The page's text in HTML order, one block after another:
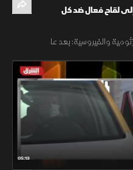
لقاح فعال ضد كل
والفيروسية: بعد عا
05:13